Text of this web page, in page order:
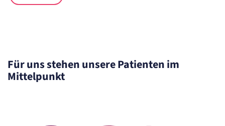
Für uns stehen unsere Patienten im
Mittelpunkt
etracker Analytics